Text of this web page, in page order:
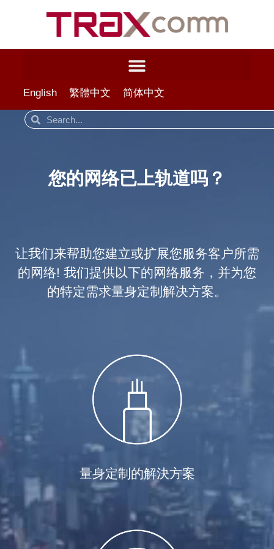
English 繁體中文 简体中文
您的网络已上轨道吗？
让我们来帮助您建立或扩展您服务客户所需
的网络! 我们提供以下的网络服务，并为您
的特定需求量身定制解决方案。
量身定制的解決方案